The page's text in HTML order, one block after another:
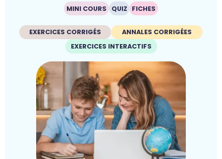
MINI COURS QUIZ FICHES
EXERCICES CORRIGÉS
ANNALES CORRIGÉES
EXERCICES INTERACTIFS